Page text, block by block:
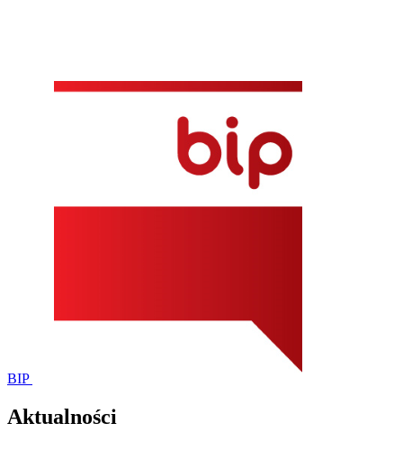
BIP
Aktualności